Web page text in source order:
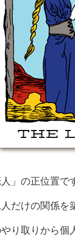
」の正位置で
だけの関係を
り取りから個